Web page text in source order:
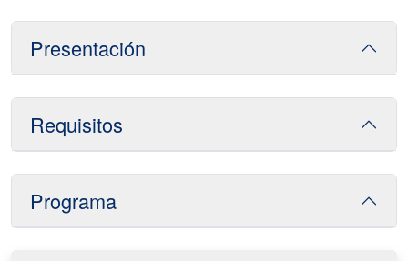
Presentación
Requisitos
Programa